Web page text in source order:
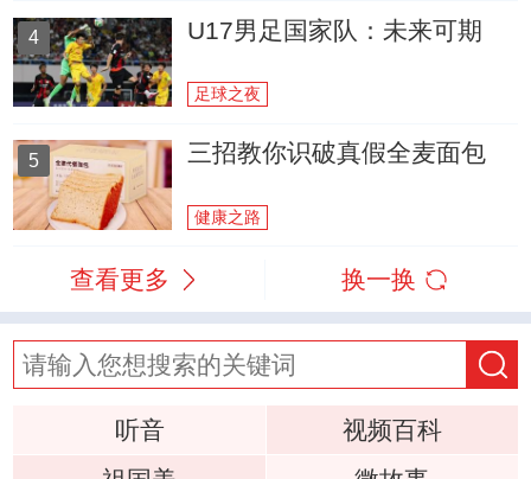
4 U17男足国家队：未来可期
足球之夜
5 三招教你识破真假全麦面包
健康之路
查看更多 换一换
听音
视频百科